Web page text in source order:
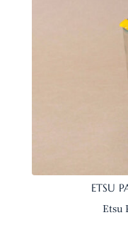
ETSU
Etsu